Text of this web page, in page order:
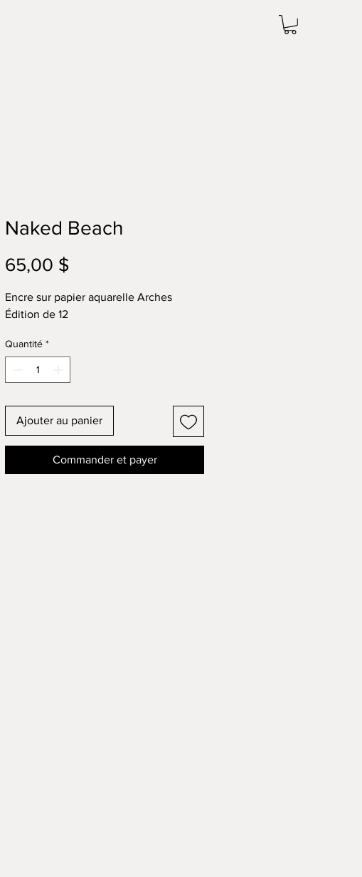
Naked Beach
65,00 $Prix
Encre sur papier aquarelle Arches
Édition de 12
Quantité *
Ajouter au panier
Commander et payer